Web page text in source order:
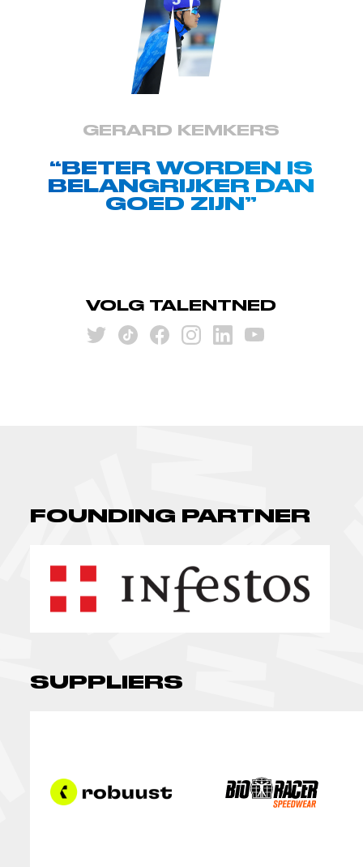
GERARD KEMKERS
“BETER WORDEN IS
BELANGRIJKER DAN
GOED ZIJN”
VOLG TALENTNED
FOUNDING PARTNER
SUPPLIERS